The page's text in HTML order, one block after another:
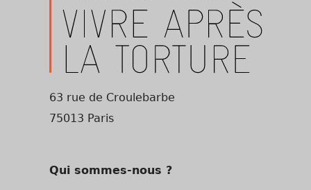
63 rue de Croulebarbe
75013 Paris
Qui sommes-nous ?